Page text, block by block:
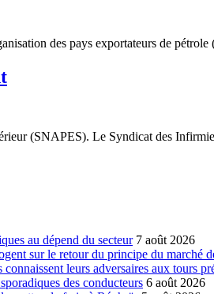
des pays exportateurs de
(SNAPES). Le Syndicat des
au dépend du secteur 7 août 2026
sur le retour du principe du marché
leurs adversaires aux tours
des conducteurs 6 août 2026